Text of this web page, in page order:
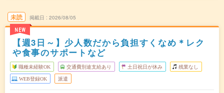
未読
NEW
掲載日 2026/08/05
【週3日～】少人数だから負担すくなめ＊レク
や食事のサポートなど
職種未経験OK 交通費別途支給あり 土日祝日が休み 残業なし
WEB登録OK 派遣